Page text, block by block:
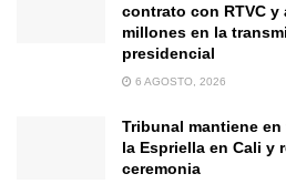
contrato con RTVC y
millones en la
presidencial
6 AGOSTO, 2026
Tribunal mantiene
la Espriella en Cali y
ceremonia